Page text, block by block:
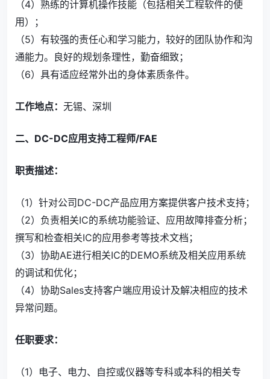
（4）熟练的计算机操作技能（包括相关工程软件的使
用）；
（5）有较强的责任心和学习能力，较好的团队协作和沟
通能力。良好的规划条理性，勤奋细致；
（6）具有适应经常外出的身体素质条件。
工作地点： 无锡、深圳
二、DC-DC应用支持工程师/FAE
职责描述：
（1）针对公司DC-DC产品应用方案提供客户技术支持；
（2）负责相关IC的系统功能验证、应用故障排查分析；
撰写和检查相关IC的应用参考等技术文档；
（3）协助AE进行相关IC的DEMO系统及相关应用系统
的调试和优化；
（4）协助Sales支持客户端应用设计及解决相应的技术
异常问题。
任职要求：
（1）电子、电力、自控或仪器等专科或本科的相关专